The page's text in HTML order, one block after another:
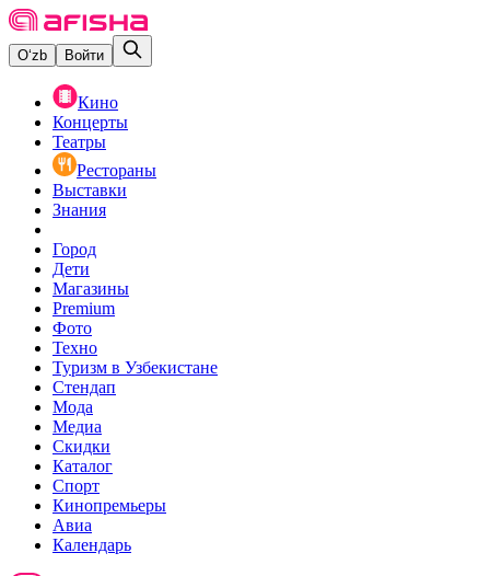
O‘zb Войти
Кино
Концерты
Театры
Рестораны
Выставки
Знания
Город
Дети
Магазины
Premium
Фото
Техно
Туризм в Узбекистане
Стендап
Мода
Медиа
Скидки
Каталог
Спорт
Кинопремьеры
Авиа
Календарь